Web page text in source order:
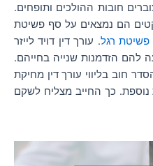
חובות ההולכים ותופחים.
הם נמצאים על סף פשיטת
פשיטת רגל. עורך דין דויד לייזר
להם הזדמנות שנייה בחייהם.
חוב בליווי עורך דין מחיקת
נוספת. כך החייב מצליח לשקם